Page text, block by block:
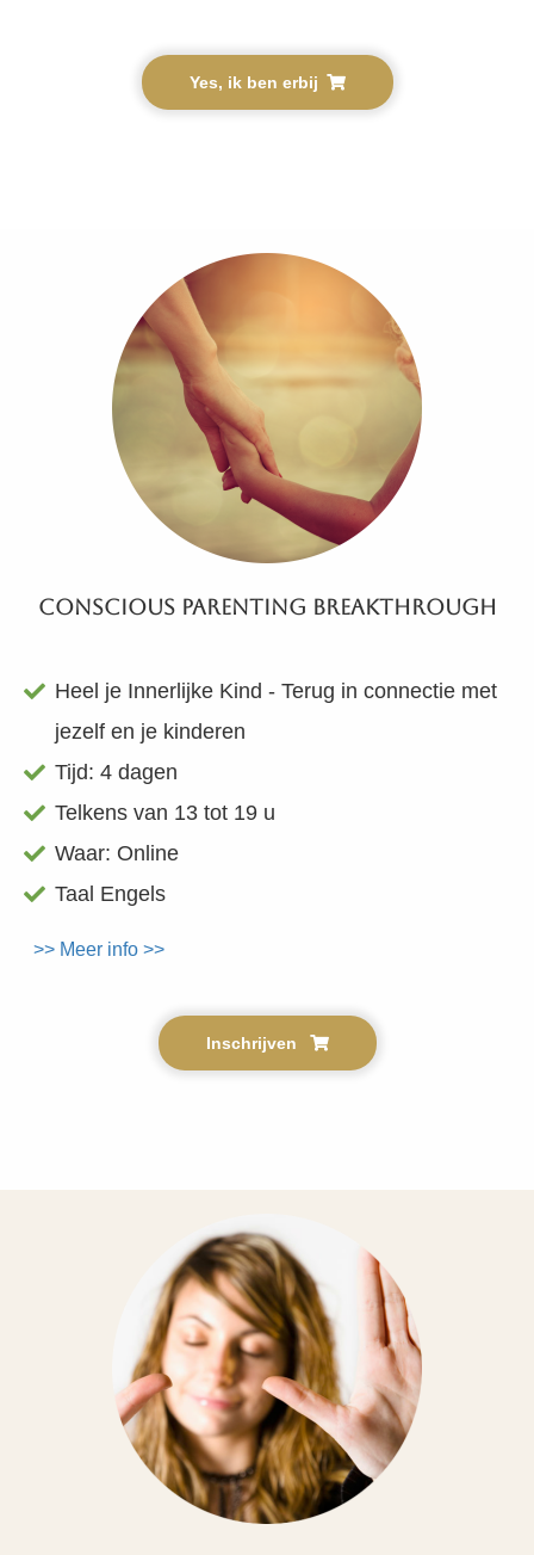
Yes, ik ben erbij
Conscious Parenting Breakthrough
Heel je Innerlijke Kind - Terug in connectie met
jezelf en je kinderen
Tijd: 4 dagen
Telkens van 13 tot 19 u
Waar: Online
Taal Engels
>> Meer info >>
Inschrijven